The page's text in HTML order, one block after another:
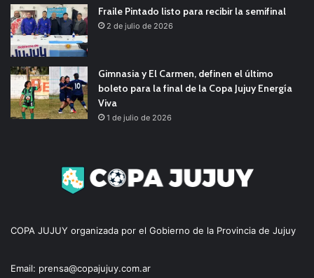
Fraile Pintado listo para recibir la semifinal
2 de julio de 2026
Gimnasia y El Carmen, definen el último
boleto para la final de la Copa Jujuy Energía
Viva
1 de julio de 2026
COPA JUJUY organizada por el Gobierno de la Provincia de Jujuy
Email: prensa@copajujuy.com.ar